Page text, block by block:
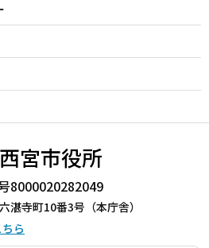
西宮市役所
8000020282049
寺町10番3号（本庁舎）
ら